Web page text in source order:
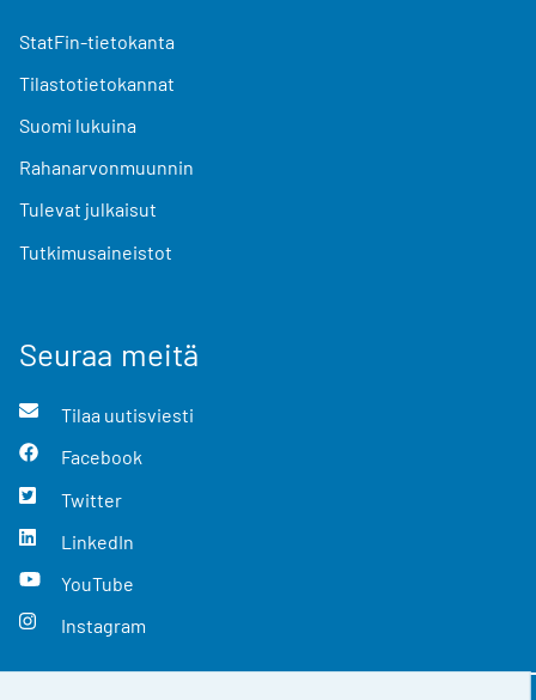
StatFin-tietokanta
Tilastotietokannat
Suomi lukuina
Rahanarvonmuunnin
Tulevat julkaisut
Tutkimusaineistot
Seuraa meitä
Tilaa uutisviesti
Facebook
Twitter
LinkedIn
YouTube
Instagram